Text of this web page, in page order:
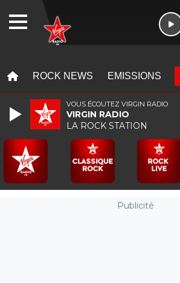
ROCK NEWS EMISSIONS
Publicité
VOUS ÉCOUTEZ VIRGIN RADIO
VIRGIN RADIO
LA ROCK STATION
WEBRADIO